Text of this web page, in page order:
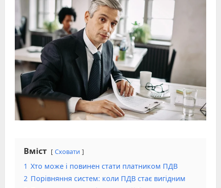
Вміст Сховати
1 Хто може і повинен стати платником ПДВ
2 Порівняння систем: коли ПДВ стає вигідним